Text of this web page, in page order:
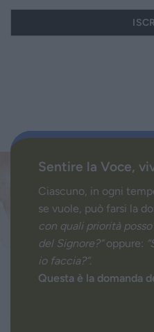
Sentire la Voce,
Ciascuno, in ogni
se vuole, può farsi la
con quali priorità
del Signore?”oppure:
io faccia?”.
Questa è la domanda